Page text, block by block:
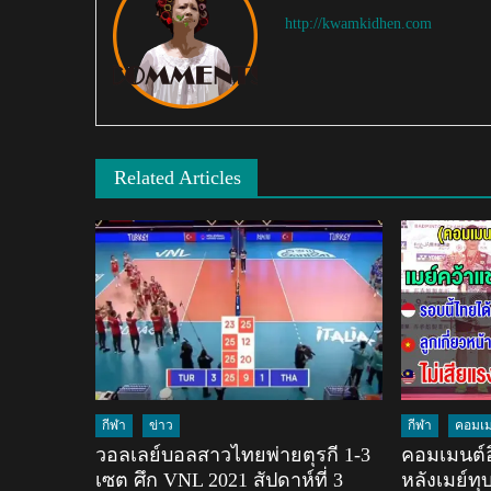
http://kwamkidhen.com
Related Articles
กีฬา ข่าว
วอลเลย์บอลสาวไทยพ่ายตุรกี 1-3
เซต ศึก VNL 2021 สัปดาห์ที่ 3
กีฬา คอมเ
คอมเมนต์
หลังเมย์ทุ